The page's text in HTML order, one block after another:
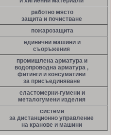
работно място
защита и почистване
пожарозащита
единични машини и
съоръжения
промишлена арматура и
водопроводна арматура ,
фитинги и консумативи
за присъединяване
еластомерни-гумени и
металогумени изделия
системи
за дистанционно управление
на кранове и машини